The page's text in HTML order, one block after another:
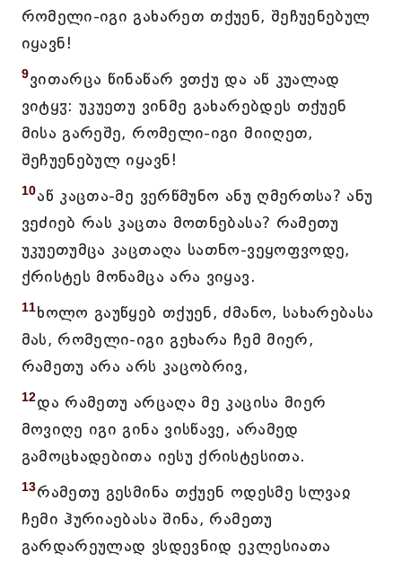
რომელი-იგი გახარეთ თქუენ, შეჩუენებულ
იყავნ!
9ვითარცა წინაწარ ვთქუ და აწ კუალად
ვიტყჳ: უკუეთუ ვინმე გახარებდეს თქუენ
მისა გარეშე, რომელი-იგი მიიღეთ,
შეჩუენებულ იყავნ!
10აწ კაცთა-მე ვერწმუნო ანუ ღმერთსა? ანუ
ვეძიებ რას კაცთა მოთნებასა? რამეთუ
უკუეთუმცა კაცთაღა სათნო-ვეყოფვოდე,
ქრისტეს მონამცა არა ვიყავ.
11ხოლო გაუწყებ თქუენ, ძმანო, სახარებასა
მას, რომელი-იგი გეხარა ჩემ მიერ,
რამეთუ არა არს კაცობრივ,
12და რამეთუ არცაღა მე კაცისა მიერ
მოვიღე იგი გინა ვისწავე, არამედ
გამოცხადებითა იესუ ქრისტესითა.
13რამეთუ გესმინა თქუენ ოდესმე სლვაჲ
ჩემი ჰურიაებასა შინა, რამეთუ
გარდარეულად ვსდევნიდ ეკლესიათა